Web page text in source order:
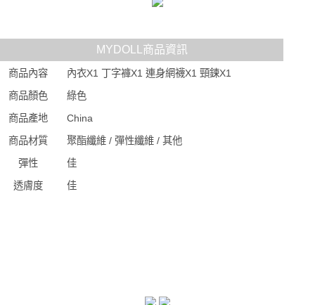
MYDOLL商品資訊
商品內容
內衣X1 丁字褲X1 連身網襪X1 頸鍊X1
商品顏色
綠色
商品產地
China
商品材質
聚酯纖維 / 彈性纖維 / 其他
彈性
佳
透膚度
佳